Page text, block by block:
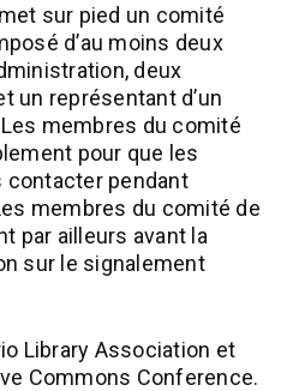
sur pied un comité
d’au moins deux
deux
un représentant d’un
membres du comité
pour que les
pendant
membres du comité de
par ailleurs avant la
sur le signalement
Library Association et
Commons Conference.